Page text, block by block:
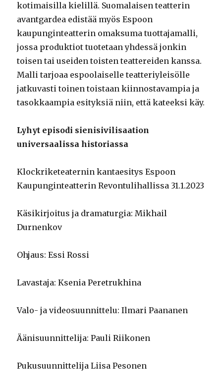
kotimaisilla kielillä. Suomalaisen teatterin
avantgardea edistää myös Espoon
kaupunginteatterin omaksuma tuottajamalli,
jossa produktiot tuotetaan yhdessä jonkin
toisen tai useiden toisten teattereiden kanssa.
Malli tarjoaa espoolaiselle teatteriyleisölle
jatkuvasti toinen toistaan kiinnostavampia ja
tasokkaampia esityksiä niin, että kateeksi käy.
Lyhyt episodi sienisivilisaation
universaalissa historiassa
Klockriketeaternin kantaesitys Espoon
Kaupunginteatterin Revontulihallissa 31.1.2023
Käsikirjoitus ja dramaturgia: Mikhail
Durnenkov
Ohjaus: Essi Rossi
Lavastaja: Ksenia Peretrukhina
Valo- ja videosuunnittelu: Ilmari Paananen
Äänisuunnittelija: Pauli Riikonen
Pukusuunnittelija Liisa Pesonen